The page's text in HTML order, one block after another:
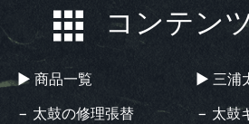
コンテン
▶︎ 商品一覧
− 太鼓の修理張替
▶︎ 三浦
− 太鼓